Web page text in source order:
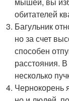
обитателей
Багульник
но за счет
способен
расстояния.
несколько
Чернокорень